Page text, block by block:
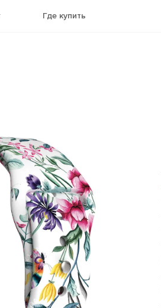
Где купить